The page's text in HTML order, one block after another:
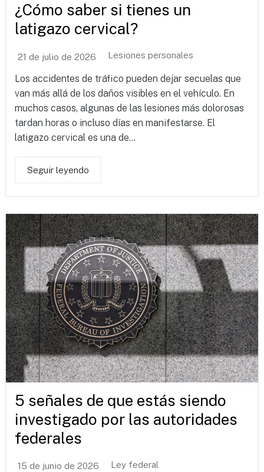
¿Cómo saber si tienes un
latigazo cervical?
21 de julio de 2026 Lesiones personales
Los accidentes de tráfico pueden dejar secuelas que
van más allá de los daños visibles en el vehículo. En
muchos casos, algunas de las lesiones más dolorosas
tardan horas o incluso días en manifestarse. El
latigazo cervical es una de...
Seguir leyendo
5 señales de que estás siendo
investigado por las autoridades
federales
15 de junio de 2026 Ley federal